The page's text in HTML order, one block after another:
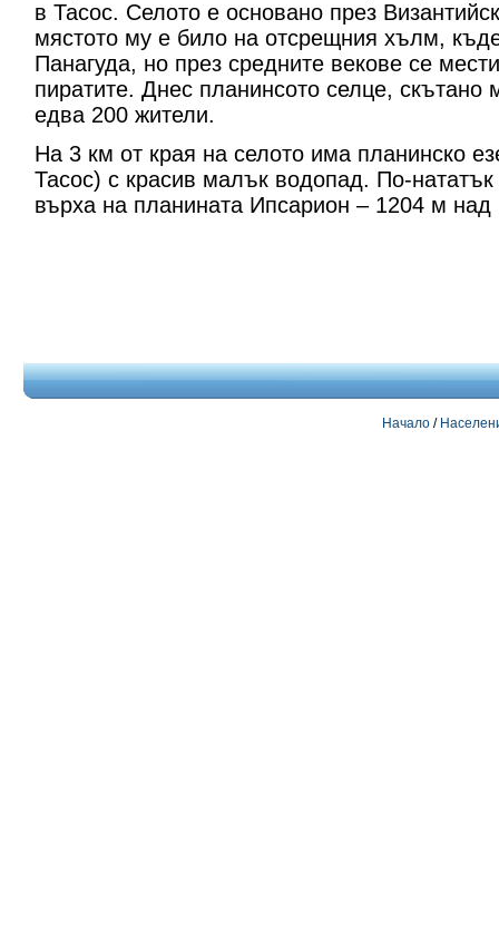
в Тасос. Селото е основано през
мястото му е било на отсрещния хълм,
Панагуда, но през средните векове се
пиратите. Днес планинсото селце, скътано
едва 200 жители.
На 3 км от края на селото има планинско
Тасос) с красив малък водопад. По-
върха на планината Ипсарион – 1204 м
Начало /